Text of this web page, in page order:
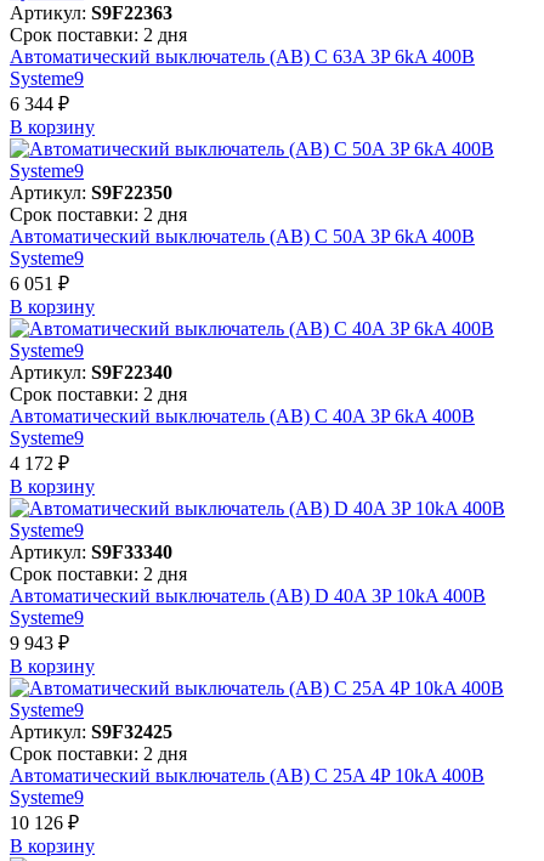
Артикул: S9F22363
Срок поставки: 2 дня
Автоматический выключатель (АВ) C 63A 3P 6kA 400В
Systeme9
6 344 ₽
В корзинy
Артикул: S9F22350
Срок поставки: 2 дня
Автоматический выключатель (АВ) C 50A 3P 6kA 400В
Systeme9
6 051 ₽
В корзинy
Артикул: S9F22340
Срок поставки: 2 дня
Автоматический выключатель (АВ) C 40A 3P 6kA 400В
Systeme9
4 172 ₽
В корзинy
Артикул: S9F33340
Срок поставки: 2 дня
Автоматический выключатель (АВ) D 40A 3P 10kA 400В
Systeme9
9 943 ₽
В корзинy
Артикул: S9F32425
Срок поставки: 2 дня
Автоматический выключатель (АВ) C 25A 4P 10kA 400В
Systeme9
10 126 ₽
В корзинy